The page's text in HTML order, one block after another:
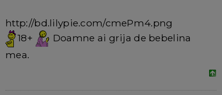
http://bd.lilypie.com/cmePm4.png
18+
Doamne ai grija de bebelina
mea.